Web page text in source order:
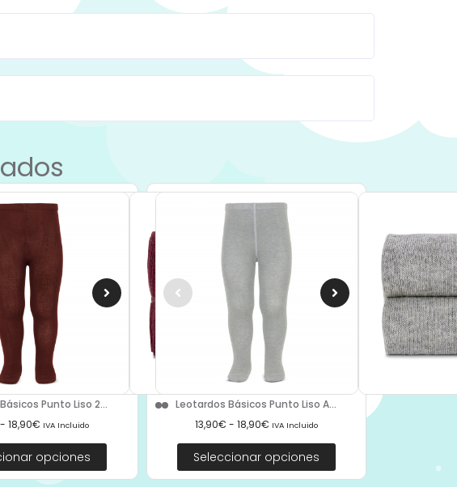
Punto Liso 2...
- 18,90€ IVA Incluido
opciones
Leotardos Básicos Punto Liso A...
13,90€ - 18,90€ IVA Incluido
Seleccionar opciones